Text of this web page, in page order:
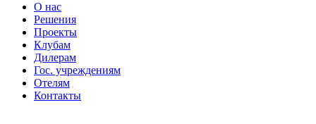
О нас
Решения
Проекты
Клубам
Дилерам
Гос. учреждениям
Отелям
Контакты